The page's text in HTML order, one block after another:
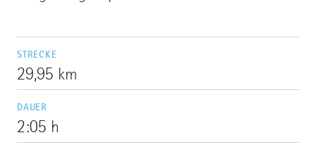
STRECKE
29,95 km
DAUER
2:05 h